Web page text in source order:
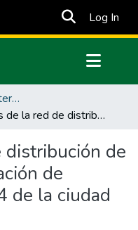
Log In
Facultad de Comercio Internacional, Integración, Administración y Economía Empresarial
Análisis de la red de distribución de GLP, para la optimización de recursos en la zona 4 de la ciudad de Tulcán-Ecuador.
de
de
de la ciudad